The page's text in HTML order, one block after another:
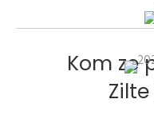
Kom ze